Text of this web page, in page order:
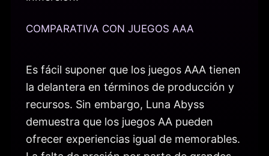
COMPARATIVA CON JUEGOS AAA
Es fácil suponer que los juegos AAA tienen
la delantera en términos de producción y
recursos. Sin embargo, Luna Abyss
demuestra que los juegos AA pueden
ofrecer experiencias igual de memorables.